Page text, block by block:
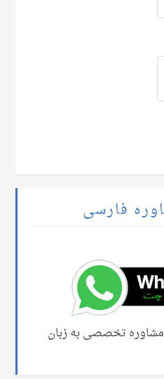
فارسی
آلمان مشاوره تخصصی به زبان